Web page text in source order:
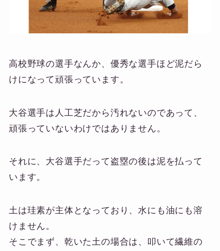
高校野球の選手なんか、優秀な選手ほど泥だら
けになって頑張っています。
大谷選手は人工芝だから汚れないのであって、
頑張っていないわけではありません。
それに、大谷選手だって盗塁の後は泥を払って
います。
土は珪素が主体となっており、水にも油にも溶
けません。
そこでまず、乾いた土の場合は、叩いて繊維の